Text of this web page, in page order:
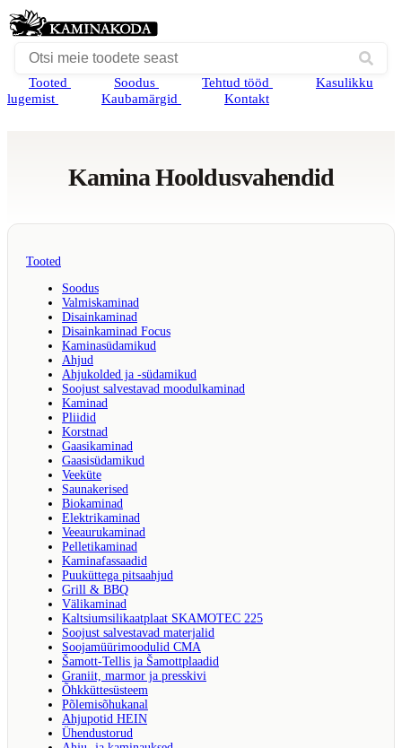
Tooted Soodus Tehtud tööd
Kasulikku
lugemist
Kaubamärgid Kontakt
Kamina Hooldusvahendid
Tooted
Soodus
Valmiskaminad
Disainkaminad
Disainkaminad Focus
Kaminasüdamikud
Ahjud
Ahjukolded ja -südamikud
Soojust salvestavad moodulkaminad
Kaminad
Pliidid
Korstnad
Gaasikaminad
Gaasisüdamikud
Veeküte
Saunakerised
Biokaminad
Elektrikaminad
Veeaurukaminad
Pelletikaminad
Kaminafassaadid
Puuküttega pitsaahjud
Grill & BBQ
Välikaminad
Kaltsiumsilikaatplaat SKAMOTEC 225
Soojust salvestavad materjalid
Soojamüürimoodulid CMA
Šamott-Tellis ja Šamottplaadid
Graniit, marmor ja presskivi
Õhkküttesüsteem
Põlemisõhukanal
Ahjupotid HEIN
Ühendustorud